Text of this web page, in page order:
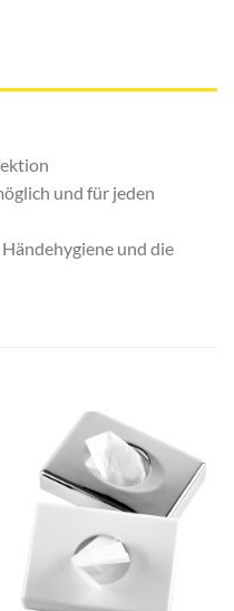
und für jeden
und die